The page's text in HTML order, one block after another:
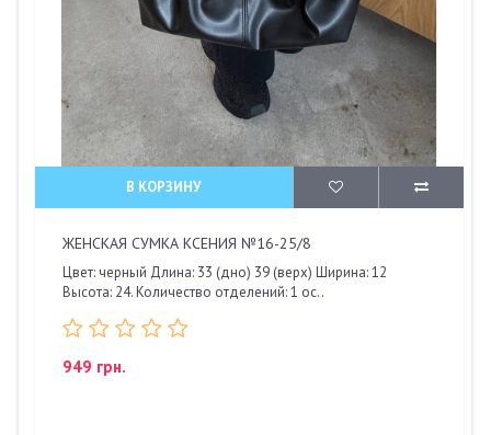
В КОРЗИНУ
ЖЕНСКАЯ СУМКА КСЕНИЯ №16-25/8
Цвет: черный Длина: 33 (дно) 39 (верх) Ширина: 12
Высота: 24. Количество отделений: 1 ос..
949 грн.